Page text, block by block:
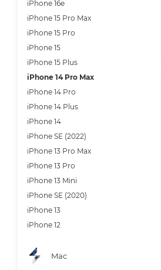
iPhone 16e
iPhone 15 Pro Max
iPhone 15 Pro
iPhone 15
iPhone 15 Plus
iPhone 14 Pro Max
iPhone 14 Pro
iPhone 14 Plus
iPhone 14
iPhone SE (2022)
iPhone 13 Pro Max
iPhone 13 Pro
iPhone 13 Mini
iPhone SE (2020)
iPhone 13
iPhone 12
Mac